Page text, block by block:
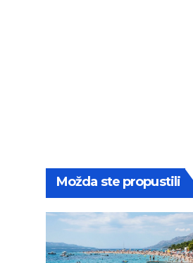
Možda ste propustili